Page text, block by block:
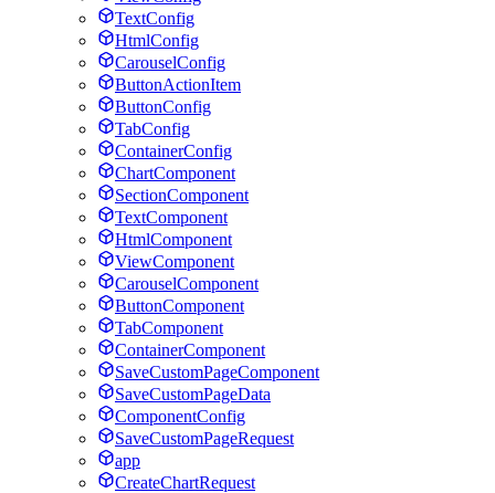
TextConfig
HtmlConfig
CarouselConfig
ButtonActionItem
ButtonConfig
TabConfig
ContainerConfig
ChartComponent
SectionComponent
TextComponent
HtmlComponent
ViewComponent
CarouselComponent
ButtonComponent
TabComponent
ContainerComponent
SaveCustomPageComponent
SaveCustomPageData
ComponentConfig
SaveCustomPageRequest
app
CreateChartRequest